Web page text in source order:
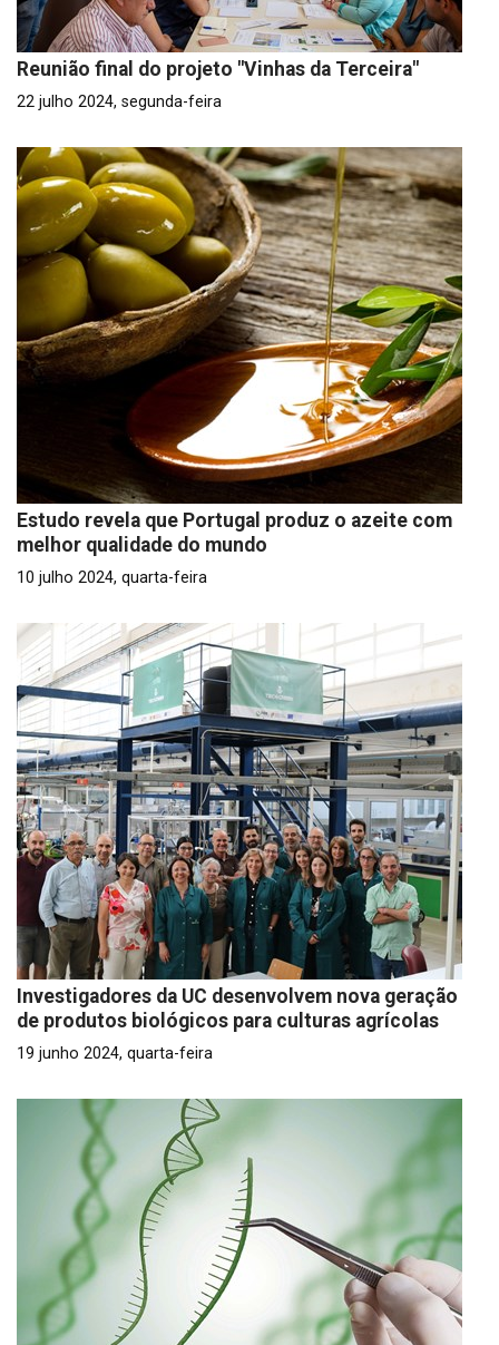
Reunião final do projeto "Vinhas da Terceira"
22 julho 2024, segunda-feira
Estudo revela que Portugal produz o azeite com
melhor qualidade do mundo
10 julho 2024, quarta-feira
Investigadores da UC desenvolvem nova geração
de produtos biológicos para culturas agrícolas
19 junho 2024, quarta-feira